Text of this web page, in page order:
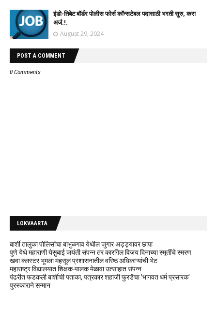
इंडो-तिबेट बॉर्डर पोलीस फोर्स कॉन्सटेबल पदासाठी भरती सुरु, करा
अर्ज.!.
August 29, 2024
POST A COMMENT
0 Comments
LOKVAARTA
बार्शी तालुका पोलिसांचा बाभुळगाव येथील जुगार अड्ड्यावर छापा
पुणे येथे महाराणी येसुबाई जयंती संपन्न तर कारगिल विजय दिनाच्या स्मृतींचे स्मरण
खवा क्लस्टर भूमला महसूल प्रशासनातील वरिष्ठ अधिकाऱ्यांची भेट
महाराष्ट्र विद्यालयात शिक्षक-पालक मेळावा उत्साहात संपन्न
पंढरीत फडकली बार्शीची पताका, पत्रकार शहाजी फुरडेंचा 'भागवत धर्म प्रसारक'
पुरस्काराने सन्मान